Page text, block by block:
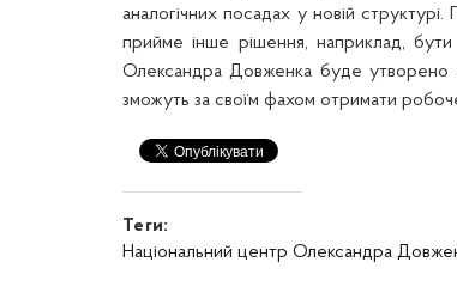
аналогічних посадах у новій
прийме інше рішення, наприклад, бути
Олександра Довженка буде утворено
зможуть за своїм фахом отримати робоче
Теги:
Національний центр Олександра